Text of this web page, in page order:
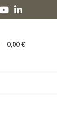
0,00€